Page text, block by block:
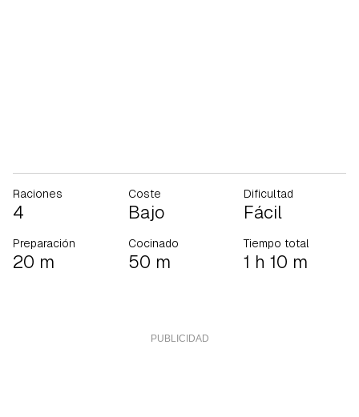
Raciones
4
Coste
Bajo
Dificultad
Fácil
Preparación
20 m
Cocinado
50 m
Tiempo total
1 h 10 m